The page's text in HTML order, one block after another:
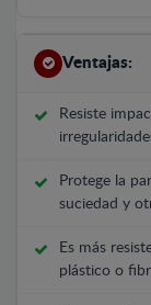
Ventajas:
Resiste
Protege la
suciedad y
Es más
plástico o